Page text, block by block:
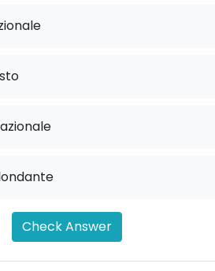
Check Answer